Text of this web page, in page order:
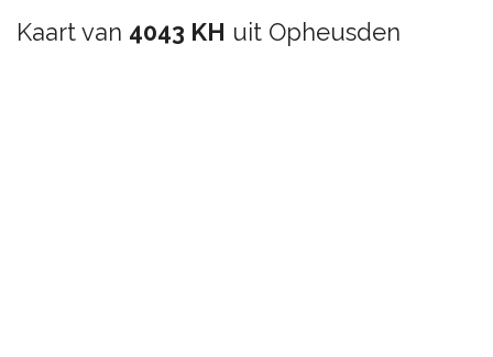
Kaart van 4043 KH uit Opheusden